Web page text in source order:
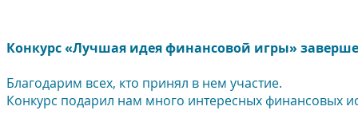
Конкурс «Лучшая идея финансовой игры»
Благодарим всех, кто принял в нем участие.
Конкурс подарил нам много интересных финансовых